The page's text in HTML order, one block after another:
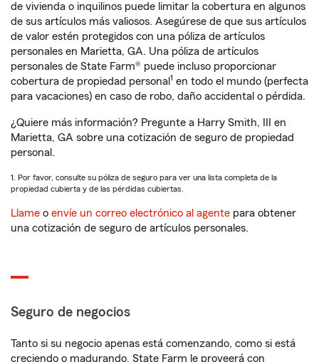
de vivienda o inquilinos puede limitar la cobertura en algunos
de sus artículos más valiosos. Asegúrese de que sus artículos
de valor estén protegidos con una póliza de artículos
personales en Marietta, GA. Una póliza de artículos
personales de State Farm® puede incluso proporcionar
cobertura de propiedad personal 1 en todo el mundo (perfecta
para vacaciones) en caso de robo, daño accidental o pérdida.
¿Quiere más información? Pregunte a Harry Smith, III en
Marietta, GA sobre una cotización de seguro de propiedad
personal.
1. Por favor, consulte su póliza de seguro para ver una lista completa de la
propiedad cubierta y de las pérdidas cubiertas.
Llame o envíe un correo electrónico al agente para obtener
una cotización de seguro de artículos personales.
Seguro de negocios
Tanto si su negocio apenas está comenzando, como si está
creciendo o madurando, State Farm le proveerá con